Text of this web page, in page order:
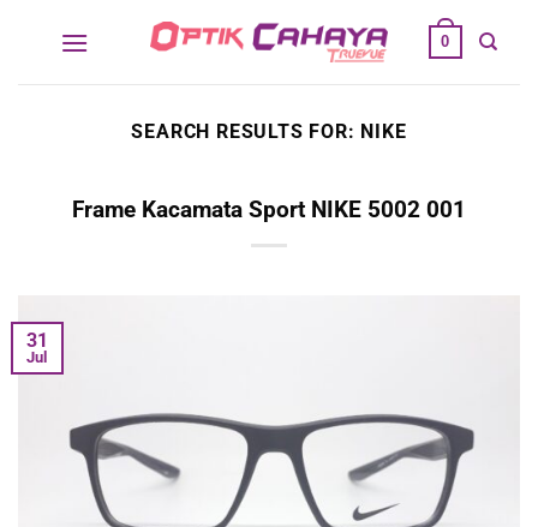
0
SEARCH RESULTS FOR: NIKE
Frame Kacamata Sport NIKE 5002 001
31
Jul